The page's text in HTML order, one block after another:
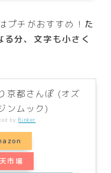
プチがおすすめ！ た
分、文字も小さく
京都さんぽ (オズ
ンムック)
byRinker
市場